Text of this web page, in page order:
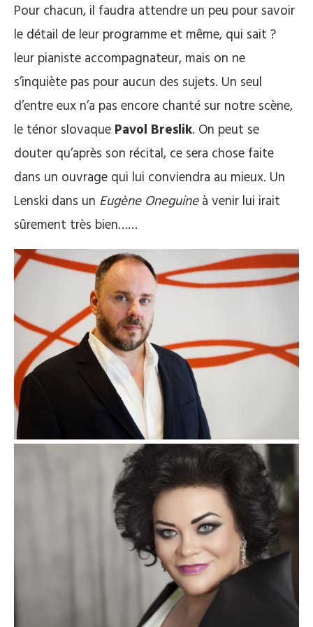
Pour chacun, il faudra attendre un peu pour savoir
le détail de leur programme et même, qui sait ?
leur pianiste accompagnateur, mais on ne
s’inquiète pas pour aucun des sujets. Un seul
d’entre eux n’a pas encore chanté sur notre scène,
le ténor slovaque Pavol Breslik. On peut se
douter qu’après son récital, ce sera chose faite
dans un ouvrage qui lui conviendra au mieux. Un
Lenski dans un Eugène Oneguineà venir lui irait
sûrement très bien……